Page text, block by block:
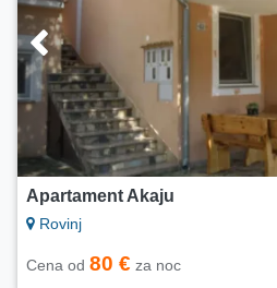
Apartament Akaju
Rovinj
Cena od 80 € za noc